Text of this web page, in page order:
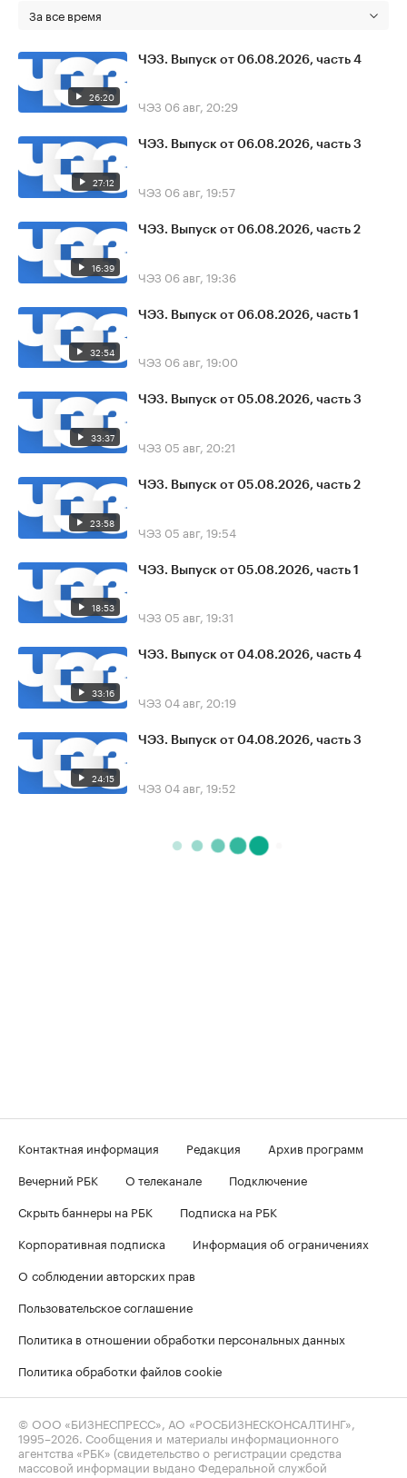
За все время
26:20
ЧЭЗ. Выпуск от 06.08.2026, часть 4
ЧЭЗ 06 авг, 20:29
27:12
ЧЭЗ. Выпуск от 06.08.2026, часть 3
ЧЭЗ 06 авг, 19:57
16:39
ЧЭЗ. Выпуск от 06.08.2026, часть 2
ЧЭЗ 06 авг, 19:36
32:54
ЧЭЗ. Выпуск от 06.08.2026, часть 1
ЧЭЗ 06 авг, 19:00
33:37
ЧЭЗ. Выпуск от 05.08.2026, часть 3
ЧЭЗ 05 авг, 20:21
23:58
ЧЭЗ. Выпуск от 05.08.2026, часть 2
ЧЭЗ 05 авг, 19:54
18:53
ЧЭЗ. Выпуск от 05.08.2026, часть 1
ЧЭЗ 05 авг, 19:31
33:16
ЧЭЗ. Выпуск от 04.08.2026, часть 4
ЧЭЗ 04 авг, 20:19
24:15
ЧЭЗ. Выпуск от 04.08.2026, часть 3
ЧЭЗ 04 авг, 19:52
Контактная информация Редакция
Архив программ
Вечерний РБК
О телеканале
Подключение
Скрыть баннеры на РБК
Подписка на РБК
Корпоративная подписка
Информация об ограничениях
О соблюдении авторских прав
Пользовательское соглашение
Политика в отношении обработки персональных данных
Политика обработки файлов cookie
© ООО «БИЗНЕСПРЕСС», АО «РОСБИЗНЕСКОНСАЛТИНГ»,
1995–2026 . Сообщения и материалы информационного
агентства «РБК» (свидетельство о регистрации средства
массовой информации выдано Федеральной службой